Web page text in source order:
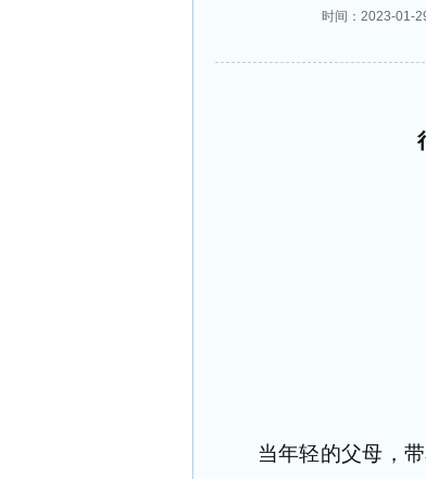
时间：2023-01-
当年轻的父母，带